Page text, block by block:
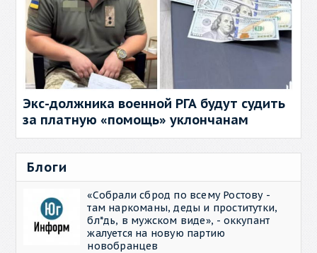
Экс-должника военной РГА будут судить
за платную «помощь» уклончанам
Блоги
«Собрали сброд по всему Ростову -
там наркоманы, деды и проститутки,
бл*дь, в мужском виде», - оккупант
жалуется на новую партию
новобранцев